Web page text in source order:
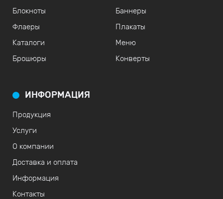
Блокноты
Флаеры
Каталоги
Брошюры
Баннеры
Плакаты
Меню
Конверты
ИНФОРМАЦИЯ
Продукция
Услуги
О компании
Доставка и оплата
Информация
Контакты